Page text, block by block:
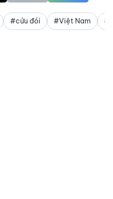
#cứu đói #Việt Nam